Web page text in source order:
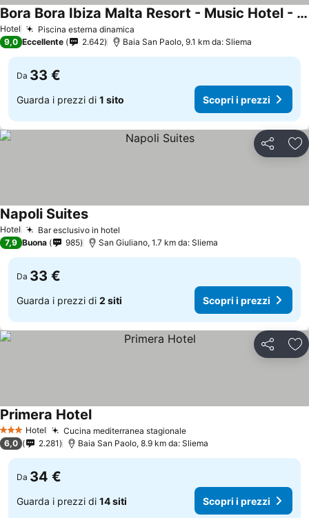
Hotel Piscina esterna dinamica
Bora Bora Ibiza Malta Resort - Music Hotel - Adults Only 18 plus
9,0 Eccellente 2.642 Baia San Paolo, 9.1 km da: Sliema
Da 33 €
Guarda i prezzi di 1 sito Scopri i prezzi
Condividi
Hotel Bar esclusivo in hotel
Napoli Suites
7,9 Buona 985 San Giuliano, 1.7 km da: Sliema
Da 33 €
Guarda i prezzi di 2 siti Scopri i prezzi
Condividi
3 StelleHotel Cucina mediterranea stagionale
Primera Hotel
6,0 2.281 Baia San Paolo, 8.9 km da: Sliema
Da 34 €
Guarda i prezzi di 14 siti Scopri i prezzi